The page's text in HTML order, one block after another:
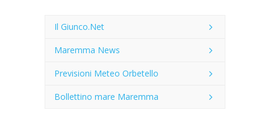
Il Giunco.Net
Maremma News
Previsioni Meteo Orbetello
Bollettino mare Maremma